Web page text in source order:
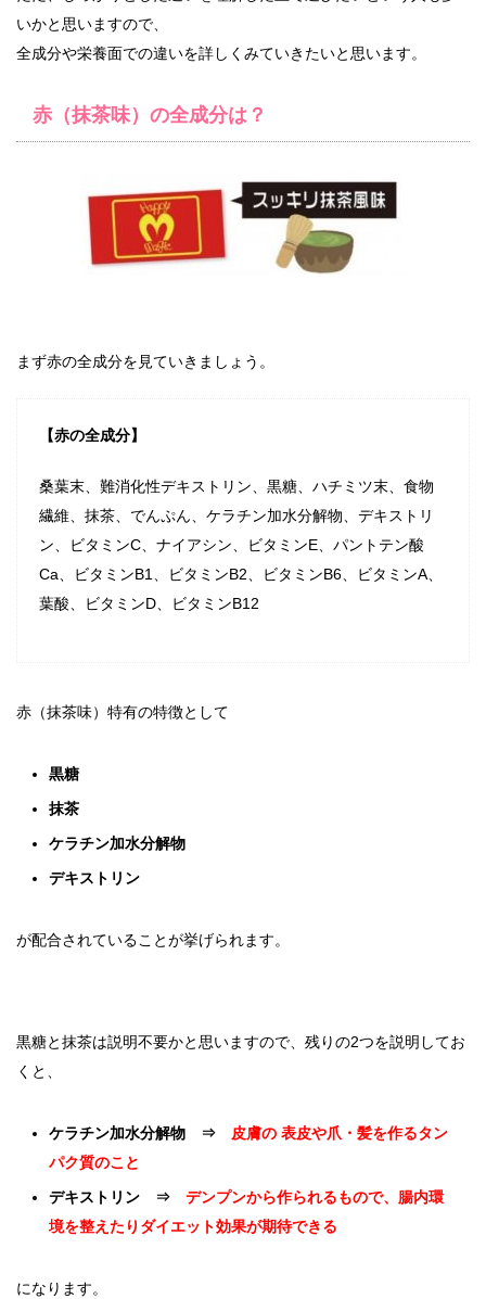
いかと思いますので、
全成分や栄養面での違いを詳しくみていきたいと思います。
赤（抹茶味）の全成分は？
まず赤の全成分を見ていきましょう。
【赤の全成分】
桑葉末、難消化性デキストリン、黒糖、ハチミツ末、食物
繊維、抹茶、でんぷん、ケラチン加水分解物、デキストリ
ン、ビタミンC、ナイアシン、ビタミンE、パントテン酸
Ca、ビタミンB1、ビタミンB2、ビタミンB6、ビタミンA、
葉酸、ビタミンD、ビタミンB12
赤（抹茶味）特有の特徴として
黒糖
抹茶
ケラチン加水分解物
デキストリン
が配合されていることが挙げられます。
黒糖と抹茶は説明不要かと思いますので、残りの2つを説明してお
くと、
ケラチン加水分解物 ⇒
皮膚の 表皮や爪・髪を作るタン
パク質のこと
デキストリン ⇒ デンプンから作られるもので、腸内環
境を整えたりダイエット効果が期待できる
になります。